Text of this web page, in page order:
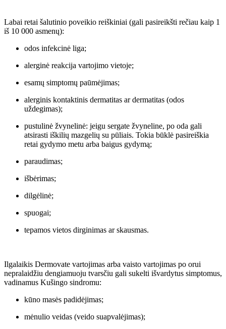
Labai retai šalutinio poveikio reiškiniai (gali pasireikšti rečiau kaip 1
iš 10 000 asmenų):
odos infekcinė liga;
alerginė reakcija vartojimo vietoje;
esamų simptomų paūmėjimas;
alerginis kontaktinis dermatitas ar dermatitas (odos
uždegimas);
pustulinė žvynelinė: jeigu sergate žvyneline, po oda gali
atsirasti iškilių mazgelių su pūliais. Tokia būklė pasireiškia
retai gydymo metu arba baigus gydymą;
paraudimas;
išbėrimas;
dilgėlinė;
spuogai;
tepamos vietos dirginimas ar skausmas.
Ilgalaikis Dermovate vartojimas arba vaisto vartojimas po orui
nepralaidžiu dengiamuoju tvarsčiu gali sukelti išvardytus simptomus,
vadinamus Kušingo sindromu:
kūno masės padidėjimas;
mėnulio veidas (veido suapvalėjimas);